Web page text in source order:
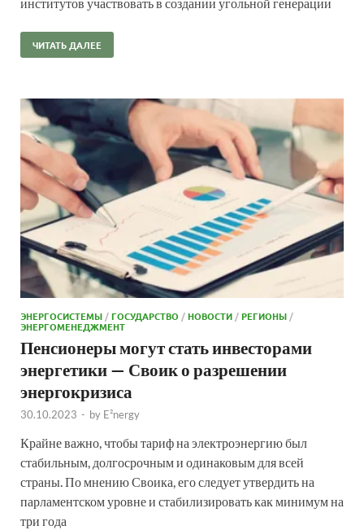
ЧИТАТЬ ДАЛЕЕ
ЭНЕРГОСИСТЕМЫ/ГОСУДАРСТВО /НОВОСТИ/РЕГИОНЫ/
ЭНЕРГОМЕНЕДЖМЕНТ
Пенсионеры могут стать инвесторами
энергетики — Своик о разрешении
энергокризиса
30.10.2023 - by E²nergy
Крайне важно, чтобы тариф на электроэнергию был
стабильным, долгосрочным и одинаковым для всей
страны. По мнению Своика, его следует утвердить на
парламентском уровне и стабилизировать как минимум на
три года